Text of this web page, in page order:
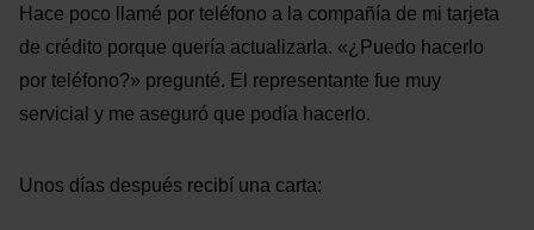
Hace poco llamé por teléfono a la compañía de mi tarjeta
de crédito porque quería actualizarla. «¿Puedo hacerlo
por teléfono?» pregunté. El representante fue muy
servicial y me aseguró que podía hacerlo.
Unos días después recibí una carta: